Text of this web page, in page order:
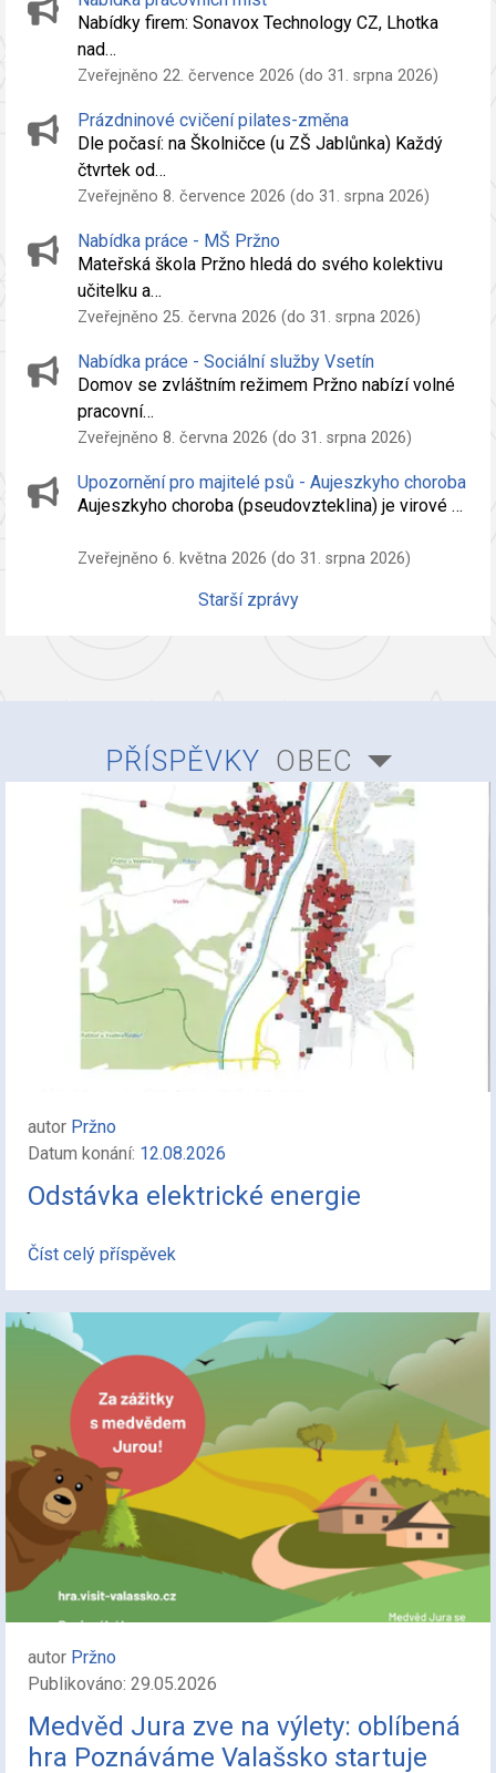
Nabídky firem: Sonavox Technology CZ, Lhotka
nad…
Zveřejněno 22. července 2026 (do 31. srpna 2026)
Prázdninové cvičení pilates-změna
Dle počasí: na Školničce (u ZŠ Jablůnka) Každý
čtvrtek od…
Zveřejněno 8. července 2026 (do 31. srpna 2026)
Nabídka práce - MŠ Pržno
Mateřská škola Pržno hledá do svého kolektivu
učitelku a…
Zveřejněno 25. června 2026 (do 31. srpna 2026)
Nabídka práce - Sociální služby Vsetín
Domov se zvláštním režimem Pržno nabízí volné
pracovní…
Zveřejněno 8. června 2026 (do 31. srpna 2026)
Upozornění pro majitelé psů - Aujeszkyho choroba
Aujeszkyho choroba (pseudovzteklina) je virové …
Zveřejněno 6. května 2026 (do 31. srpna 2026)
Starší zprávy
PŘÍSPĚVKY OBEC
autor Pržno
Datum konání: 12.08.2026
Odstávka elektrické energie
Číst celý příspěvek
autor Pržno
Publikováno: 29.05.2026
Medvěd Jura zve na výlety: oblíbená
hra Poznáváme Valašsko startuje